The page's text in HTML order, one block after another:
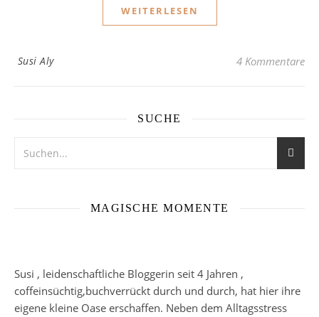
WEITERLESEN
Susi Aly 4 Kommentare
SUCHE
MAGISCHE MOMENTE
Susi , leidenschaftliche Bloggerin seit 4 Jahren ,
coffeinsüchtig,buchverrückt durch und durch, hat hier ihre
eigene kleine Oase erschaffen. Neben dem Alltagsstress